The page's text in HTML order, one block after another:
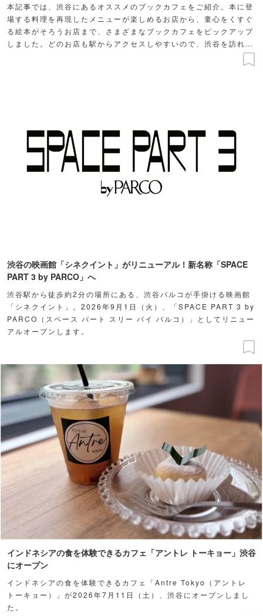
本記事では、渋谷にあるオススメのブックカフェをご紹介。本に登
場する料理を再現したメニューが楽しめるお店から、童心をくすぐ
る絵本がそろうお店まで、さまざまなブックカフェをピックアップ
しました。どのお店も駅からアクセスしやすいので、渋谷を訪れた
渋谷の映画館「シネクイント」がリニューアル！新名称「SPACE
PART 3 by PARCO」へ
渋谷駅から徒歩約2分の場所にある、渋谷パルコが手掛ける映画館
「シネクイント」。2026年9月1日（火）、「SPACE PART 3 by
PARCO（スペース パート スリー バイ パルコ）」としてリニュー
アルオープンします。
インドネシアの食を体験できるカフェ「アントレ トーキョー」渋谷
にオープン
インドネシアの食を体験できるカフェ「Antre Tokyo（アントレ
トーキョー）」が2026年7月11日（土）、渋谷にオープンしまし
た。